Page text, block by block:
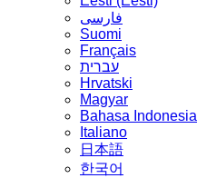
فارسی
Suomi
Français
עברית
Hrvatski
Magyar
Bahasa Indonesia
Italiano
日本語
한국어